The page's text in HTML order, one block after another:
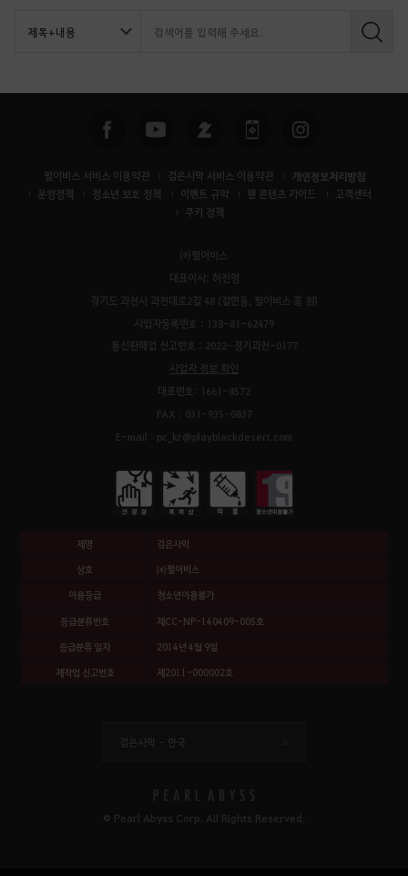
검
펄어비스 서비스 이용약관 검은사막 서비스 이용약관 개인정보처리방침
운영정책 청소년 보호 정책 이벤트 규약 팬 콘텐츠 가이드
고객센터
쿠키 정책
㈜펄어비스
대표이사: 허진영
경기도 과천시 과천대로2길 48 (갈현동, 펄어비스 홈 원)
사업자등록번호 : 138-81-62479
통신판매업 신고번호 : 2022-경기과천-0177
사업자 정보 확인
대표번호: 1661-8572
FAX : 031-935-0837
E-mail : pc_kr@playblackdesert.com
제명 검은사막
상호 ㈜펄어비스
이용등급 청소년이용불가
등급분류번호 제CC-NP-140409-005호
등급분류 일자 2014년 4월 9일
제작업 신고번호 제2011-000002호
검은사막 - 한국
© Pearl Abyss Corp. All Rights Reserved.